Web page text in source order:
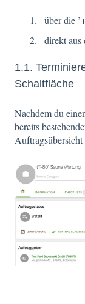
über die
direkt aus
1.1.
Schaltfläche
Nachdem du
bereits